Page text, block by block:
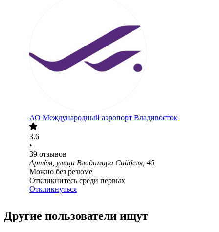
АО Международный аэропорт Владивосток
3.6
•
39 отзывов
Артём, улица Владимира Сайбеля, 45
Можно без резюме
Откликнитесь среди первых
Откликнуться
Другие пользователи ищут